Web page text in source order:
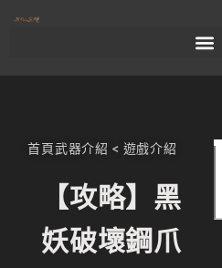
首頁武器介紹 < 遊戲介紹
【攻略】黑
妖破壞鋼爪